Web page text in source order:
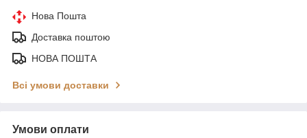
Нова Пошта
Доставка поштою
НОВА ПОШТА
Всі умови доставки
Умови оплати